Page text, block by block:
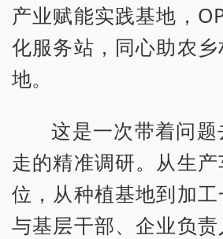
产业赋能实践基地，
化服务站，同心助农
地。
这是一次带着问
走的精准调研。从生
位，从种植基地到加
与基层干部、企业负